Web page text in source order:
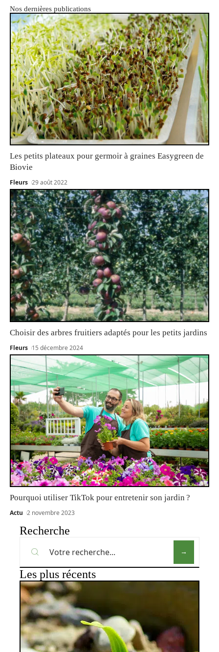
Nos dernières publications
Les petits plateaux pour germoir à graines Easygreen de
Biovie
Fleurs 29 août 2022
Choisir des arbres fruitiers adaptés pour les petits jardins
Fleurs 15 décembre 2024
Pourquoi utiliser TikTok pour entretenir son jardin ?
Actu 2 novembre 2023
Recherche
Les plus récents